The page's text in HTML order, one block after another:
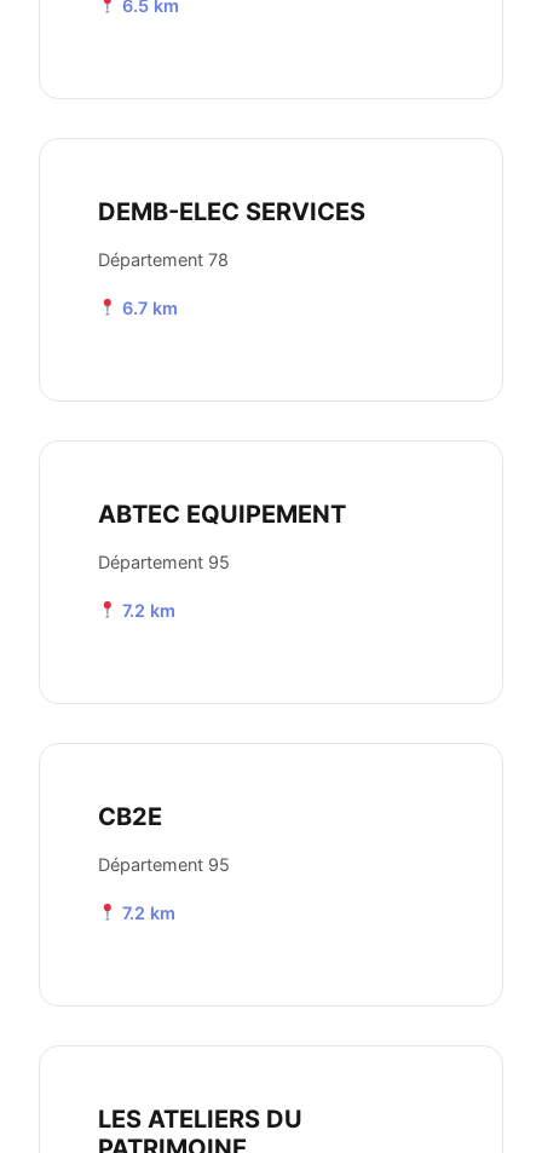
6.5 km
DEMB-ELEC SERVICES
Département 78
6.7 km
ABTEC EQUIPEMENT
Département 95
7.2 km
CB2E
Département 95
7.2 km
LES ATELIERS DU